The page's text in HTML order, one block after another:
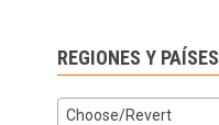
REGIONES Y PAÍSES
Choose/Revert